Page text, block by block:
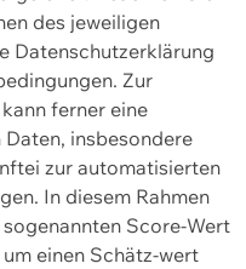
des jeweiligen
Datenschutzerklärung
Zur
ferner eine
insbesondere
zur automatisierten
In diesem Rahmen
Score-Wert
einen Schätz-wert